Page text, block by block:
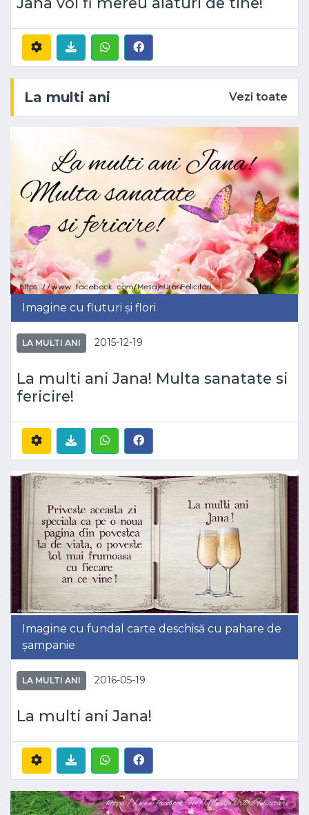
La multi ani Vezi toate
Imagine cu fluturi și flori
LA MULTI ANI 2015-12-19
La multi ani Jana! Multa sanatate si
fericire!
Imagine cu fundal carte deschisă cu pahare de
șampanie
LA MULTI ANI 2016-05-19
La multi ani Jana!